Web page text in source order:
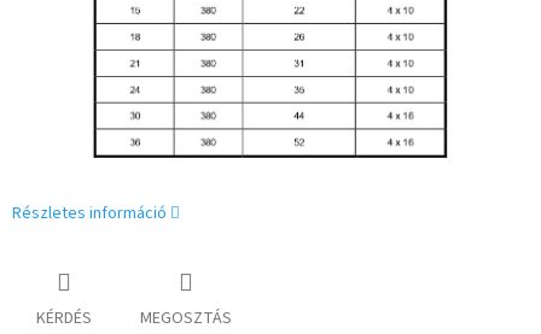
Részletes információ
KÉRDÉS MEGOSZTÁS